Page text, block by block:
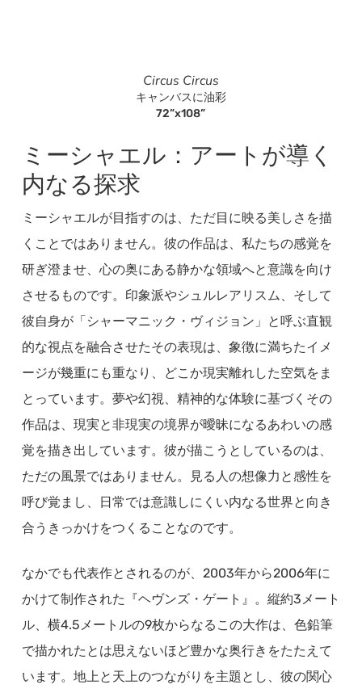
Circus Circus
キャンバスに油彩
72”x108”
ミーシャエル：アートが導く
内なる探求
ミーシャエルが目指すのは、ただ目に映る美しさを描
くことではありません。彼の作品は、私たちの感覚を
研ぎ澄ませ、心の奥にある静かな領域へと意識を向け
させるものです。印象派やシュルレアリスム、そして
彼自身が「シャーマニック・ヴィジョン」と呼ぶ直観
的な視点を融合させたその表現は、象徴に満ちたイメ
ージが幾重にも重なり、どこか現実離れした空気をま
とっています。夢や幻視、精神的な体験に基づくその
作品は、現実と非現実の境界が曖昧になるあわいの感
覚を描き出しています。彼が描こうとしているのは、
ただの風景ではありません。見る人の想像力と感性を
呼び覚まし、日常では意識しにくい内なる世界と向き
合うきっかけをつくることなのです。
なかでも代表作とされるのが、2003年から2006年に
かけて制作された『ヘヴンズ・ゲート』。縦約3メート
ル、横4.5メートルの9枚からなるこの大作は、色鉛筆
で描かれたとは思えないほど豊かな奥行きをたたえて
います。地上と天上のつながりを主題とし、彼の関心